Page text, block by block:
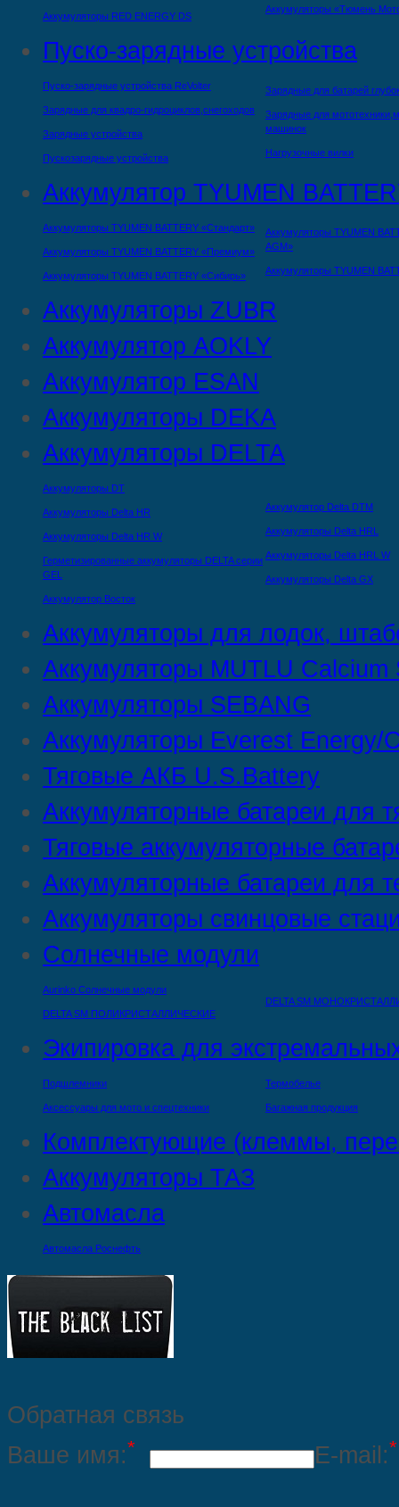
Аккумуляторы RED ENERGY DS
Аккумуляторы «Тюмень
Пуско-зарядные устройства
Пуско-зарядные устройства ReVolter
Зарядные для квадро-гидроциклов,снегоходов
Зарядные устройства
Пускозарядные устройства
Зарядные для батарей
Зарядные для
машинок
Нагрузочные вилки
Аккумулятор TYUMEN
Аккумуляторы TYUMEN BATTERY «Стандарт»
Аккумуляторы TYUMEN BATTERY «Премиум»
Аккумуляторы TYUMEN BATTERY «Сибирь»
Аккумуляторы TYUMEN
AGM»
Аккумуляторы TYUMEN
Аккумуляторы ZUBR
Аккумулятор AOKLY
Аккумулятор ESAN
Аккумуляторы DEKA
Аккумуляторы DELTA
Аккумуляторы DT
Аккумуляторы Delta HR
Аккумуляторы Delta HR W
Герметизированные аккумуляторы DELTA серии
GEL
Аккумулятор Восток
Аккумулятор Delta DTМ
Аккумуляторы Delta HRL
Аккумуляторы Delta HRL W
Аккумуляторы Delta GX
Аккумуляторы для лодок,
Аккумуляторы MUTLU Calcium
Аккумуляторы SEBANG
Аккумуляторы Everest Energy/
Тяговые АКБ U.S.Battery
Аккумуляторные батареи для
Тяговые аккумуляторные
Аккумуляторные батареи для
Аккумуляторы свинцовые
Солнечные модули
Aurinko Солнечные модули
DELTA SM ПОЛИКРИСТАЛЛИЧЕСКИЕ
DELTA SM
Экипировка для
Подшлемники
Аксессуары для мото и спецтехники
Термобелье
Багажная продукция
Комплектующие (клеммы,
Аккумуляторы ТАЗ
Автомасла
Автомасла Роснефть
Обратная связь
Ваше имя:* E-mail:*